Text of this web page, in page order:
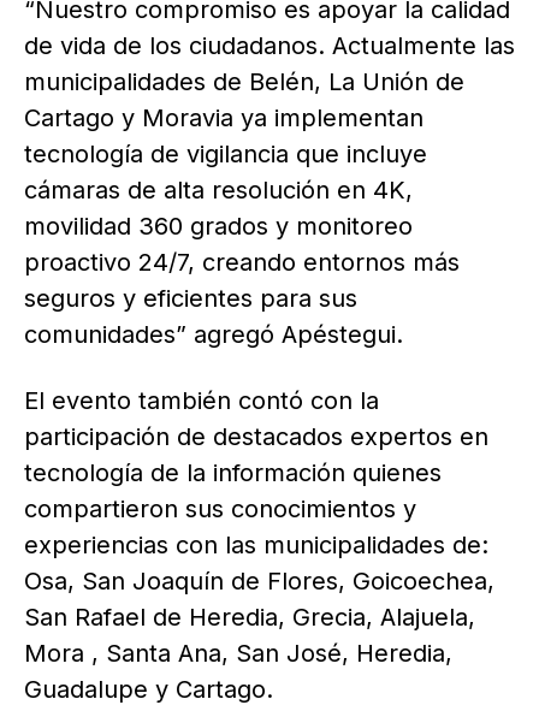
“Nuestro compromiso es apoyar la calidad
de vida de los ciudadanos. Actualmente las
municipalidades de Belén, La Unión de
Cartago y Moravia ya implementan
tecnología de vigilancia que incluye
cámaras de alta resolución en 4K,
movilidad 360 grados y monitoreo
proactivo 24/7, creando entornos más
seguros y eficientes para sus
comunidades” agregó Apéstegui.
El evento también contó con la
participación de destacados expertos en
tecnología de la información quienes
compartieron sus conocimientos y
experiencias con las municipalidades de:
Osa, San Joaquín de Flores, Goicoechea,
San Rafael de Heredia, Grecia, Alajuela,
Mora , Santa Ana, San José, Heredia,
Guadalupe y Cartago.